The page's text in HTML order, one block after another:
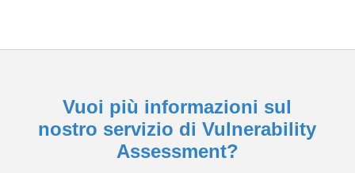
Vuoi più informazioni sul
nostro servizio di Vulnerability
Assessment?